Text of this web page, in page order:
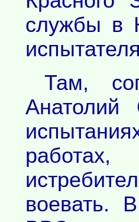
службы в
Там,
Анатолий
воевать.